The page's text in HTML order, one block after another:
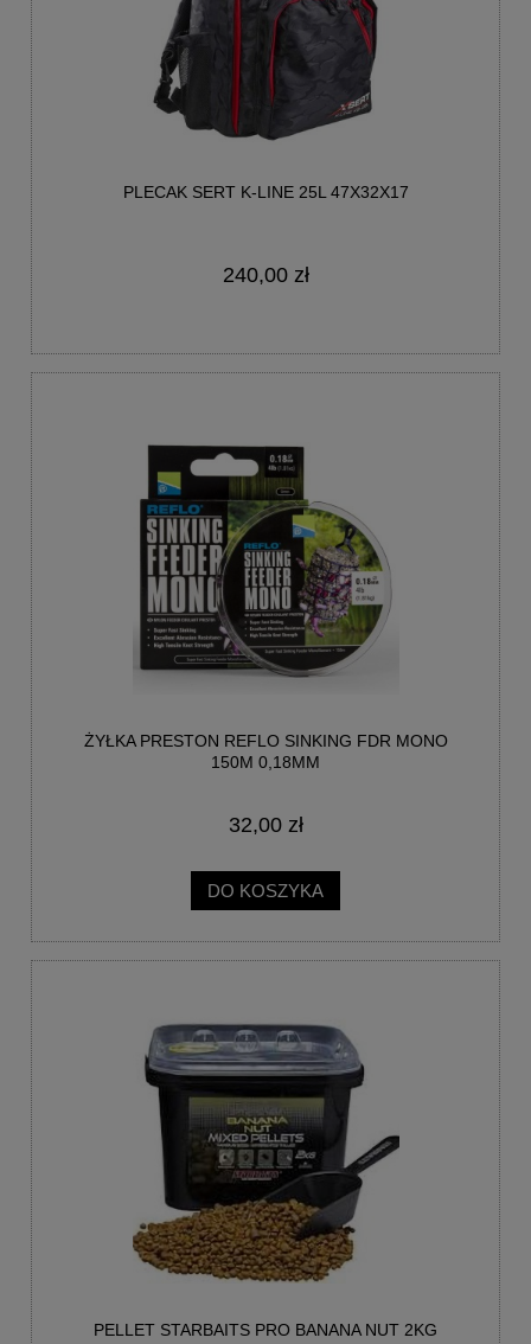
PLECAK SERT K-LINE 25L 47X32X17
240,00 zł
ŻYŁKA PRESTON REFLO SINKING FDR MONO
150M 0,18MM
32,00 zł
DO KOSZYKA
PELLET STARBAITS PRO BANANA NUT 2KG